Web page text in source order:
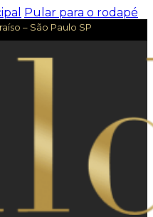
Pular para o rodapé
– São Paulo SP